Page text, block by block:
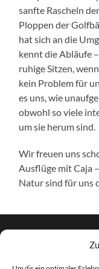
sanfte Rascheln
Ploppen der
hat sich an die
kennt die Abläufe
ruhige Sitzen,
kein Problem für
es uns, wie
obwohl so viele
um sie herum sind.
Wir freuen uns
Ausflüge mit Caja
Natur sind für uns
Impressum